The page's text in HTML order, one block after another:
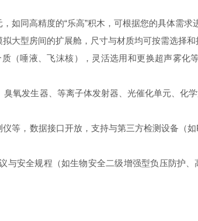
同高精度的“乐高”积木，可根据您的具体需求
型房间的扩展舱，尺寸与材质均可按需选择和
唾液、飞沫核），灵活选用和更换超声雾化
发生器、等离子体发射器、光催化单元、化
，数据接口开放，支持与第三方检测设备（
安全规程（如生物安全二级增强型负压防护、